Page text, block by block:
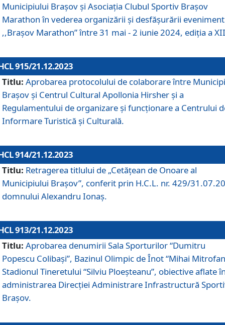
Municipiului Brașov și Asociația Clubul Sportiv Brașov
Marathon în vederea organizării și desfășurării
,,Brașov Marathon” între 31 mai - 2 iunie 2024, ediția a
915/21.12.2023
Titlu: Aprobarea protocolului de colaborare între
Brașov și Centrul Cultural Apollonia Hirsher și a
Regulamentului de organizare și funcționare a Centrului
Informare Turistică și Culturală.
914/21.12.2023
Titlu: Retragerea titlului de „Cetățean de Onoare al
Municipiului Brașov”, conferit prin H.C.L. nr. 429/
domnului Alexandru Ionaș.
913/21.12.2023
Titlu: Aprobarea denumirii Sala Sporturilor “Dumitru
Popescu Colibași”, Bazinul Olimpic de Înot “Mihai
Stadionul Tineretului “Silviu Ploeșteanu”, obiective aflate
administrarea Direcției Administrare Infrastructură
Brașov.